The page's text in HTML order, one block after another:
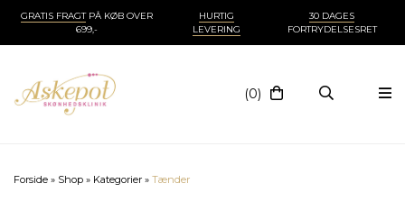
GRATIS FRAGTPÅ KØB OVER
699,-
HURTIG
LEVERING
30 DAGES
FORTRYDELSESRET
(0)
Forside » Shop » Kategorier » Tænder